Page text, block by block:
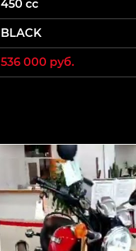
450 cc
BLACK
536 000 руб.